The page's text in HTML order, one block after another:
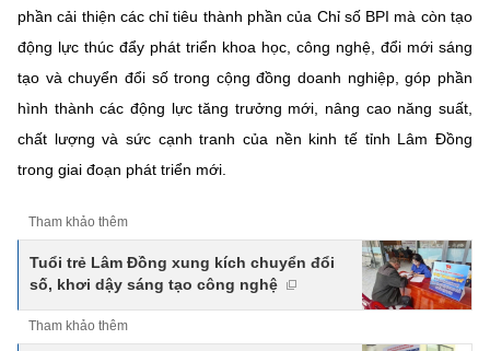
phần cải thiện các chỉ tiêu thành phần của Chỉ số BPI mà còn tạo
động lực thúc đẩy phát triển khoa học, công nghệ, đổi mới sáng
tạo và chuyển đổi số trong cộng đồng doanh nghiệp, góp phần
hình thành các động lực tăng trưởng mới, nâng cao năng suất,
chất lượng và sức cạnh tranh của nền kinh tế tỉnh Lâm Đồng
trong giai đoạn phát triển mới.
Tham khảo thêm
Tuổi trẻ Lâm Đồng xung kích chuyển đổi
số, khơi dậy sáng tạo công nghệ
Tham khảo thêm